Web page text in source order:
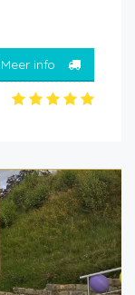
Meer info